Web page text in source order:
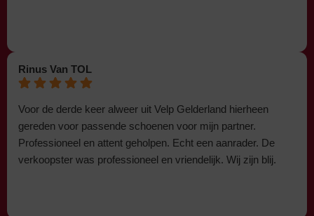
Rinus Van TOL
Voor de derde keer alweer uit Velp Gelderland hierheen
gereden voor passende schoenen voor mijn partner.
Professioneel en attent geholpen. Echt een aanrader. De
verkoopster was professioneel en vriendelijk. Wij zijn blij.